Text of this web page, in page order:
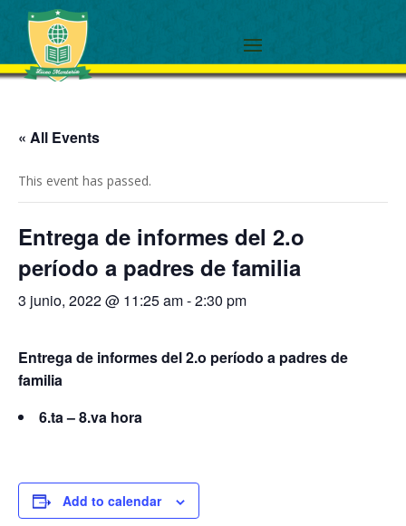
« All Events
This event has passed.
Entrega de informes del 2.o
período a padres de familia
3 junio, 2022 @ 11:25 am-2:30 pm
Entrega de informes del 2.o período a padres de
familia
6.ta – 8.va hora
Add to calendar